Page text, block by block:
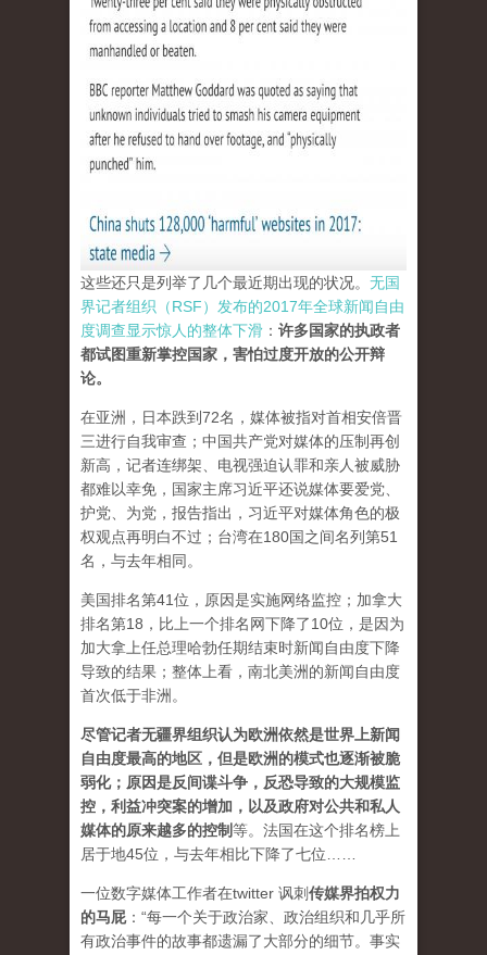
这些还只是列举了几个最近期出现的状况。 无国
界记者组织（RSF）发布的2017年全球新闻自由
度调查显示惊人的整体下滑 ： 许多国家的执政者
都试图重新掌控国家，害怕过度开放的公开辩
论。
在亚洲，日本跌到72名，媒体被指对首相安倍晋
三进行自我审查；中国共产党对媒体的压制再创
新高，记者连绑架、电视强迫认罪和亲人被威胁
都难以幸免，国家主席习近平还说媒体要爱党、
护党、为党，报告指出，习近平对媒体角色的极
权观点再明白不过；台湾在180国之间名列第51
名，与去年相同。
美国排名第41位，原因是实施网络监控；加拿大
排名第18，比上一个排名网下降了10位，是因为
加大拿上任总理哈勃任期结束时新闻自由度下降
导致的结果；整体上看，南北美洲的新闻自由度
首次低于非洲。
尽管记者无疆界组织认为欧洲依然是世界上新闻
自由度最高的地区，但是欧洲的模式也逐渐被脆
弱化；原因是反间谍斗争，反恐导致的大规模监
控，利益冲突案的增加，以及政府对公共和私人
媒体的原来越多的控制等。法国在这个排名榜上
居于地45位，与去年相比下降了七位……
一位数字媒体工作者在twitter 讽刺传媒界拍权力
的马屁：“每一个关于政治家、政治组织和几乎所
有政治事件的故事都遗漏了大部分的细节。事实